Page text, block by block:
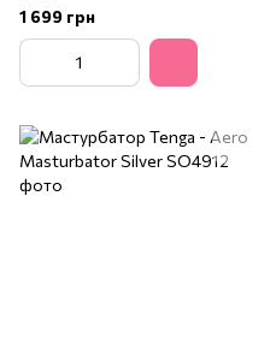
1 699 грн